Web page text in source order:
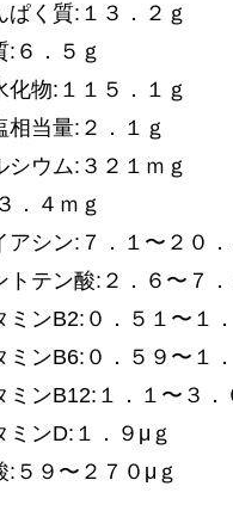
ぱく質:１３．２ｇ
:６．５ｇ
化物:１１５．１ｇ
相当量:２．１ｇ
シウム:３２１ｍｇ
．４ｍｇ
アシン:７．１〜２０．
トテン酸:２．６〜７．
ミンB2:０．５１〜１
ミンB6:０．５９〜１
ミンB12:１．１〜３．
ミンD:１．９μｇ
:５９〜２７０μｇ